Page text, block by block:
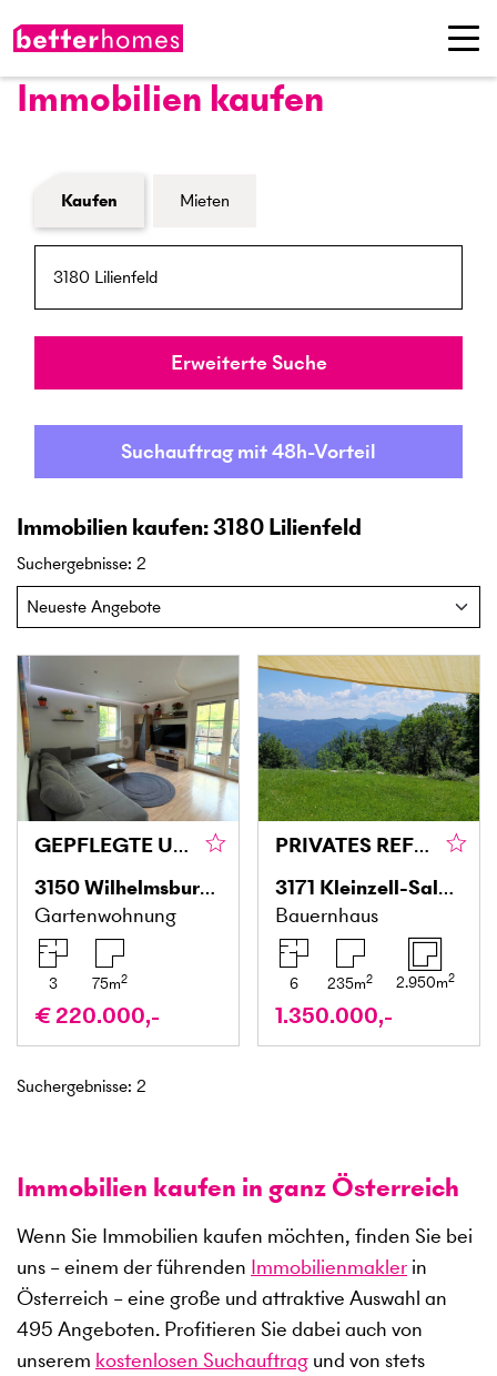
Immobilien kaufen
Formular Immobiliensuche
Kaufen Mieten
PLZ / Ort
Umkreis
Erweiterte Suche
Suchauftrag mit 48h-Vorteil
Immobilien kaufen: 3180 Lilienfeld
Suchergebnisse: 2
GEPFLEGTE UND BEZUGSFERTIGE GARTENWOHNUNG IN RUHIGER LAGE
3150Wilhelmsburg an der Traisen
Gartenwohnung
3 75m2
€ 220.000,-
PRIVATES REFUGIUM IN ABSOLUTER ALLEINLAGE – EXKLUSIVES HOFANWESEN MIT UNVERBAUBAREM PANORAMABLICK
3171 Kleinzell-Salzerbad
Bauernhaus
6 235m2 2.950m2
1.350.000,-
Suchergebnisse: 2
Immobilien kaufen in ganz Österreich
Wenn Sie Immobilien kaufen möchten, finden Sie bei
uns – einem der führenden Immobilienmakler in
Österreich – eine große und attraktive Auswahl an
495 Angeboten. Profitieren Sie dabei auch von
unserem kostenlosen Suchauftrag und von stets